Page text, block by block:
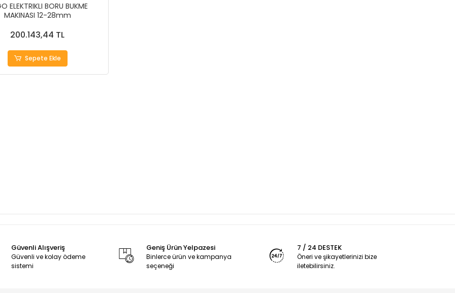
ELEKTRIKLI BORU BUKME
MAKINASI 12-28mm
200.143,44 TL
Sepete Ekle
Güvenli Alışveriş
Güvenli ve kolay ödeme
sistemi
Geniş Ürün Yelpazesi
Binlerce ürün ve kampanya
seçeneği
7 / 24 DESTEK
Öneri ve şikayetlerinizi bize
iletebilirsiniz.